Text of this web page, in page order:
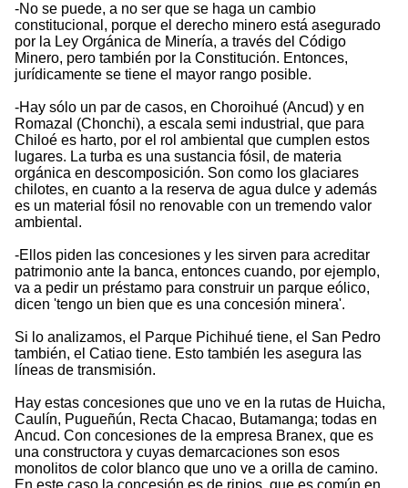
-No se puede, a no ser que se haga un cambio
constitucional, porque el derecho minero está asegurado
por la Ley Orgánica de Minería, a través del Código
Minero, pero también por la Constitución. Entonces,
jurídicamente se tiene el mayor rango posible.
-Hay sólo un par de casos, en Choroihué (Ancud) y en
Romazal (Chonchi), a escala semi industrial, que para
Chiloé es harto, por el rol ambiental que cumplen estos
lugares. La turba es una sustancia fósil, de materia
orgánica en descomposición. Son como los glaciares
chilotes, en cuanto a la reserva de agua dulce y además
es un material fósil no renovable con un tremendo valor
ambiental.
-Ellos piden las concesiones y les sirven para acreditar
patrimonio ante la banca, entonces cuando, por ejemplo,
va a pedir un préstamo para construir un parque eólico,
dicen 'tengo un bien que es una concesión minera'.
Si lo analizamos, el Parque Pichihué tiene, el San Pedro
también, el Catiao tiene. Esto también les asegura las
líneas de transmisión.
Hay estas concesiones que uno ve en la rutas de Huicha,
Caulín, Pugueñún, Recta Chacao, Butamanga; todas en
Ancud. Con concesiones de la empresa Branex, que es
una constructora y cuyas demarcaciones son esos
monolitos de color blanco que uno ve a orilla de camino.